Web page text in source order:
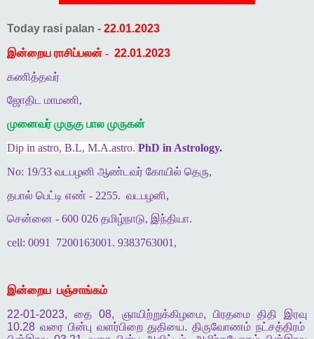
Today rasi palan - 22.01.2023
இன்றைய ராசிப்பலன் - 22.01.2023
கணித்தவர்
ஜோதிட மாமணி,
முனைவர் முருகு பால முருகன்
Dip in astro, B.L, M.A.astro. PhD in Astrology.
No: 19/33 வடபழனி ஆண்டவர் கோயில் தெரு,
தபால் பெட்டி எண் - 2255. வடபழனி,
சென்னை - 600 026 தமிழ்நாடு, இந்தியா.
cell: 0091
7200163001. 9383763001,
இன்றைய பஞ்சாங்கம்
22-01-2023,தை 08, ஞாயிற்றுக்கிழமை, பிரதமை திதி
இரவு
10.28 வரை பின்பு வளர்பிறை துதியை.திருவோணம் நட்சத்திரம்